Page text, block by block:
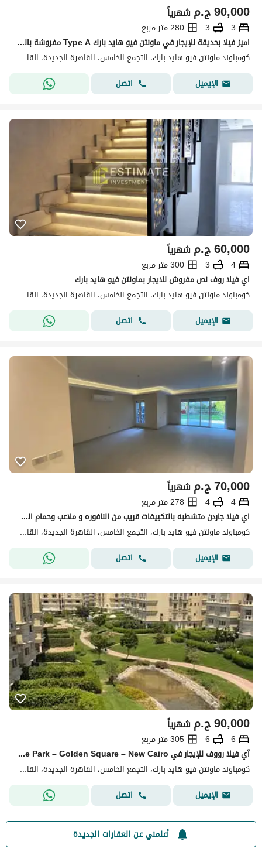
ج.م90,000 شهرياً
3
3
280 متر مربع
اميز فيلا بحديقة للإيجار في ماونتن فيو هايد بارك Type A مفروشة بالكامل وبجاردن خاص اوبن فيو بواجهه بحري
كومباوند ماونتن فيو هايد بارك، التجمع الخامس، القاهرة الجديدة، القاهرة
الإيميل
اتصل
ج.م60,000 شهرياً
4
3
300 متر مربع
اي فيلا روف نص مفروش للايجار بماونتن فيو هايد بارك
كومباوند ماونتن فيو هايد بارك، التجمع الخامس، القاهرة الجديدة، القاهرة
الإيميل
اتصل
ج.م70,000 شهرياً
4
4
278 متر مربع
اي فيلا جاردن متشطبه بالتكييفات قريب من النافوره و ملاعب وحمام السباحه للإيجار في ماونتن فيو هايد بارك التجمع الخامس القاهرة الجديدة Hyde Park, New
كومباوند ماونتن فيو هايد بارك، التجمع الخامس، القاهرة الجديدة، القاهرة
الإيميل
اتصل
ج.م90,000 شهرياً
6
6
305 متر مربع
آي فيلا رووف للإيجار في Mountain View Hyde Park – Golden Square – New Cairo
كومباوند ماونتن فيو هايد بارك، التجمع الخامس، القاهرة الجديدة، القاهرة
الإيميل
اتصل
أعلمني عن العقارات الجديدة